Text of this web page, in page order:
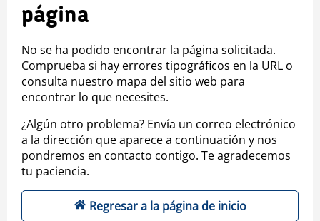
página
No se ha podido encontrar la página solicitada.
Comprueba si hay errores tipográficos en la URL o
consulta nuestro mapa del sitio web para
encontrar lo que necesites.
¿Algún otro problema? Envía un correo electrónico
a la dirección que aparece a continuación y nos
pondremos en contacto contigo. Te agradecemos
tu paciencia.
Regresar a la página de inicio